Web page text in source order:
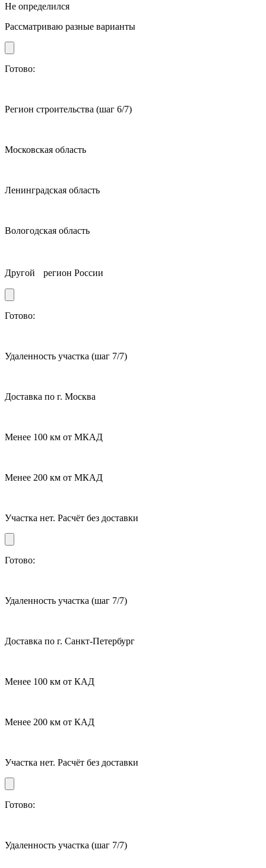
Не определился
Рассматриваю разные варианты
Готово:
Регион строительства (шаг 6/7)
Московская область
Ленинградская область
Вологодская область
Другой регион России
Готово:
Удаленность участка (шаг 7/7)
Доставка по г. Москва
Менее 100 км от МКАД
Менее 200 км от МКАД
Участка нет. Расчёт без доставки
Готово:
Удаленность участка (шаг 7/7)
Доставка по г. Санкт-Петербург
Менее 100 км от КАД
Менее 200 км от КАД
Участка нет. Расчёт без доставки
Готово:
Удаленность участка (шаг 7/7)